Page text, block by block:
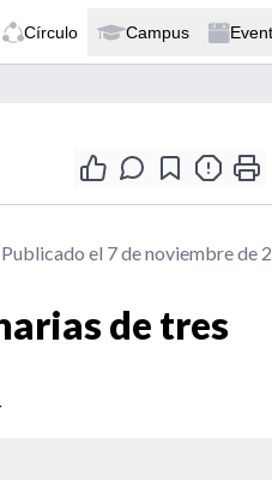
Círculo Campus
Publicado el 7 de noviembre de
de tres